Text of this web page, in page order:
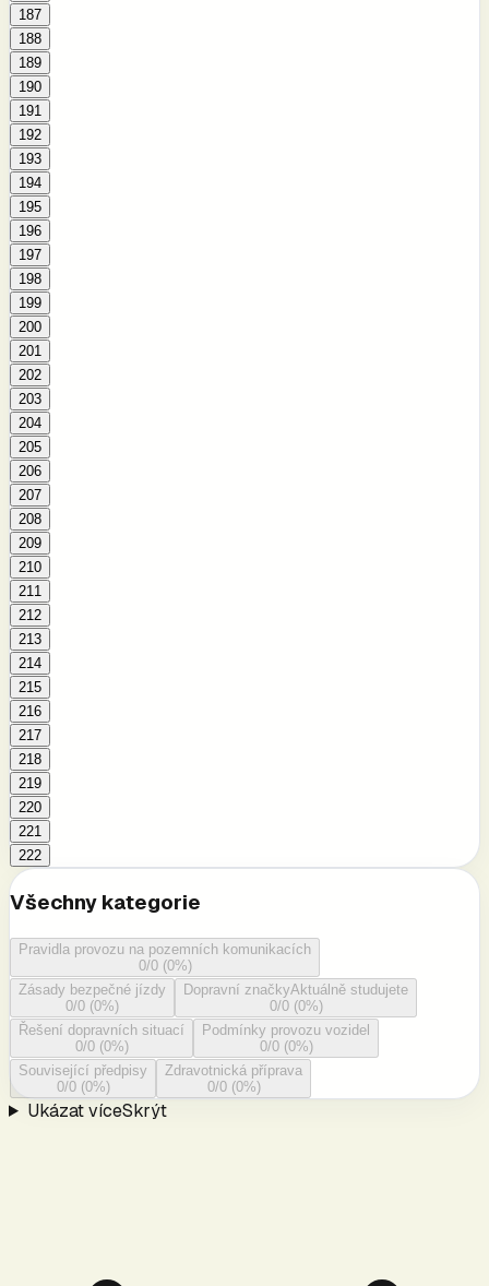
187
188
189
190
191
192
193
194
195
196
197
198
199
200
201
202
203
204
205
206
207
208
209
210
211
212
213
214
215
216
217
218
219
220
221
222
Všechny kategorie
Pravidla provozu na pozemních komunikacích
0/0(0%)
Zásady bezpečné jízdy
0/0 (0%)
Dopravní značkyAktuálně studujete
0/0(0%)
Řešení dopravních situací
0/0(0%)
Podmínky provozu vozidel
0/0(0%)
Související předpisy
0/0(0%)
Zdravotnická příprava
0/0(0%)
Ukázat víceSkrýt